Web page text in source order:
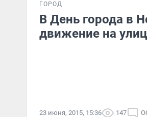
ГОРОД
В День города в
движение на
23 июня, 2015, 15:36 147